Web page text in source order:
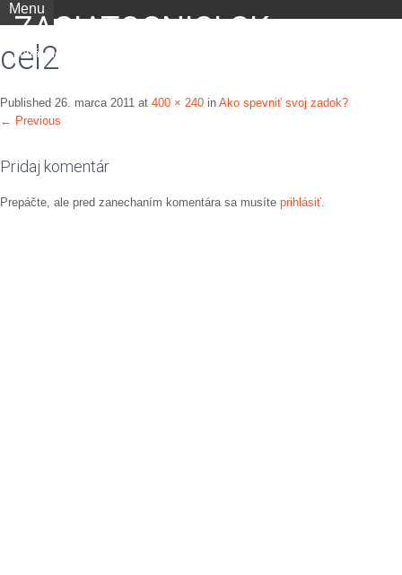
ZACIATOCNICI.SK
portál nielen pre začiatočníkov
Menu
cel2
Published 26. marca 2011 at 400 × 240 in Ako spevniť svoj zadok?
← Previous
Pridaj komentár
Prepáčte, ale pred zanechaním komentára sa musíte prihlásiť.